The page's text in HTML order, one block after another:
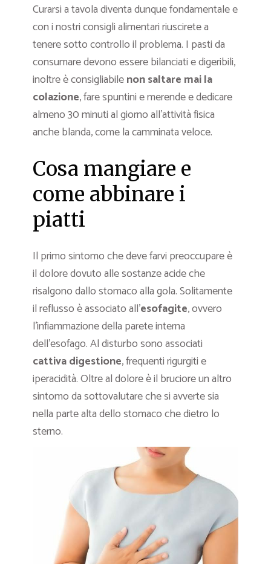
Curarsi a tavola diventa dunque fondamentale e
con i nostri consigli alimentari riuscirete a
tenere sotto controllo il problema. I pasti da
consumare devono essere bilanciati e digeribili,
inoltre è consigliabilenon saltare mai la
colazione, fare spuntini e merende e dedicare
almeno 30 minuti al giorno all’attività fisica
anche blanda, come la camminata veloce.
Cosa mangiare e
come abbinare i
piatti
Il primo sintomo che deve farvi preoccupare è
il dolore dovuto alle sostanze acide che
risalgono dallo stomaco alla gola. Solitamente
il reflusso è associato all’esofagite, ovvero
l’infiammazione della parete interna
dell’esofago. Al disturbo sono associati
cattiva digestione, frequenti rigurgiti e
iperacidità. Oltre al dolore è il bruciore un altro
sintomo da sottovalutare che si avverte sia
nella parte alta dello stomaco che dietro lo
sterno.